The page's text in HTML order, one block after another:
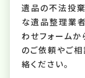
遺品の不法投
な遺品整理業
わせフォーム
のご依頼やご相
絡ください。